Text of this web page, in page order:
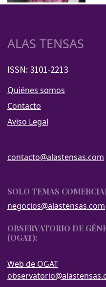
ALAS TENSAS
ISSN: 3101-2213
Quiénes somos
Contacto
Aviso Legal
contacto@alastensas.com
SOLO TEMAS
negocios@alastensas.com
OBSERVATORIO DE
(OGAT):
Web de OGAT